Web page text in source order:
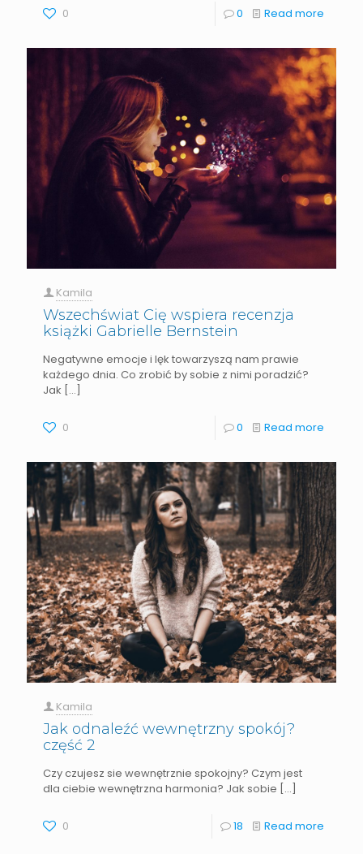
0 0 Read more
Kamila
Wszechświat Cię wspiera recenzja
książki Gabrielle Bernstein
Negatywne emocje i lęk towarzyszą nam prawie
każdego dnia. Co zrobić by sobie z nimi poradzić?
Jak […]
0 0 Read more
Kamila
Jak odnaleźć wewnętrzny spokój?
część 2
Czy czujesz sie wewnętrznie spokojny? Czym jest
dla ciebie wewnętrzna harmonia? Jak sobie […]
0 18 Read more